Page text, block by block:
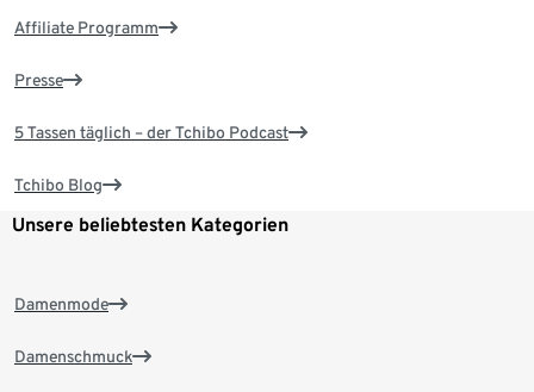
Affiliate Programm
Presse
5 Tassen täglich – der Tchibo Podcast
Tchibo Blog
Unsere beliebtesten Kategorien
Damenmode
Damenschmuck